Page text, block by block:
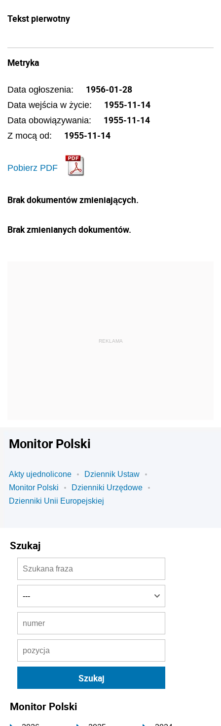
Tekst pierwotny
Metryka
Data ogłoszenia: 1956-01-28
Data wejścia w życie: 1955-11-14
Data obowiązywania: 1955-11-14
Z mocą od: 1955-11-14
Pobierz PDF
Brak dokumentów zmieniających.
Brak zmienianych dokumentów.
Monitor Polski
Akty ujednolicone
Dziennik Ustaw
Monitor Polski
Dzienniki Urzędowe
Dzienniki Unii Europejskiej
Szukaj
Monitor Polski